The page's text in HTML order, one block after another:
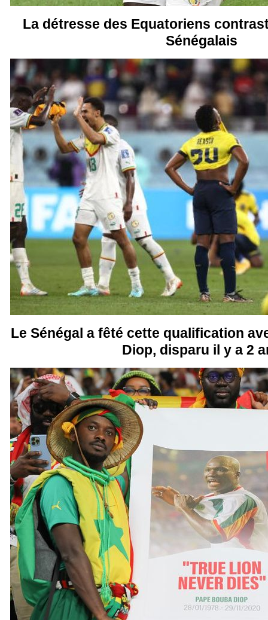
La détresse des Equatoriens
Sénégalais
Le Sénégal a fêté cette qualification
Diop, disparu il y a 2